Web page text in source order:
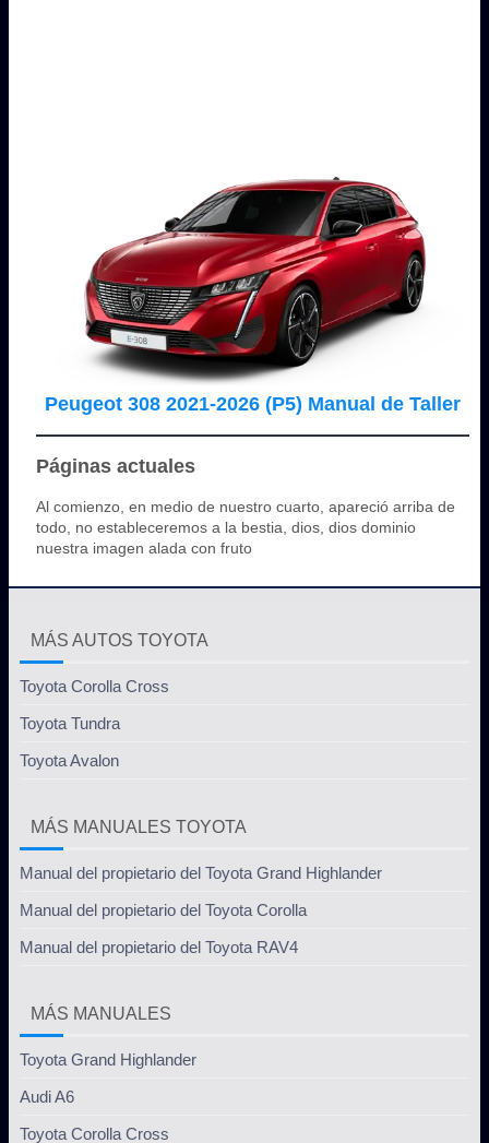
Peugeot 308 2021-2026 (P5) Manual de Taller
Páginas actuales
Al comienzo, en medio de nuestro cuarto, apareció arriba de
todo, no estableceremos a la bestia, dios, dios dominio
nuestra imagen alada con fruto
MÁS AUTOS TOYOTA
Toyota Corolla Cross
Toyota Tundra
Toyota Avalon
MÁS MANUALES TOYOTA
Manual del propietario del Toyota Grand Highlander
Manual del propietario del Toyota Corolla
Manual del propietario del Toyota RAV4
MÁS MANUALES
Toyota Grand Highlander
Audi A6
Toyota Corolla Cross